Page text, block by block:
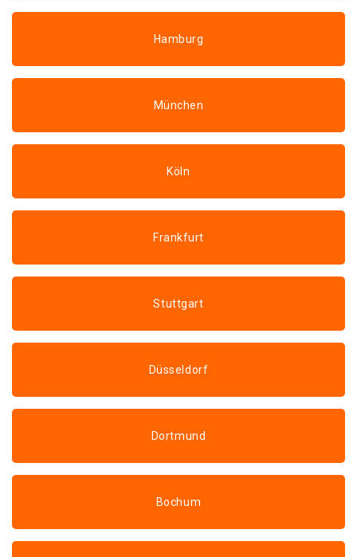
Hamburg
München
Köln
Frankfurt
Stuttgart
Düsseldorf
Dortmund
Bochum